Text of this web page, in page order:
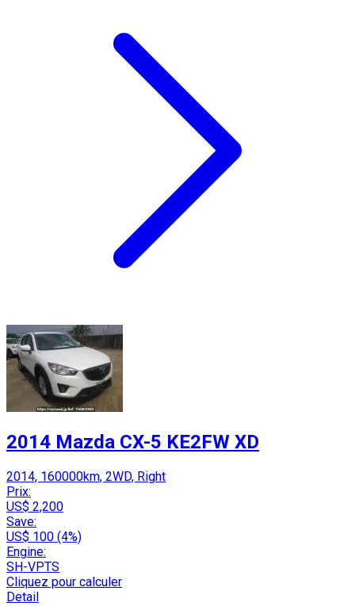
2014 Mazda CX-5 KE2FW XD
2014, 160000km, 2WD, Right
Prix:
US$ 2,200
Save:
US$ 100 (4%)
Engine:
SH-VPTS
Cliquez pour calculer
Detail